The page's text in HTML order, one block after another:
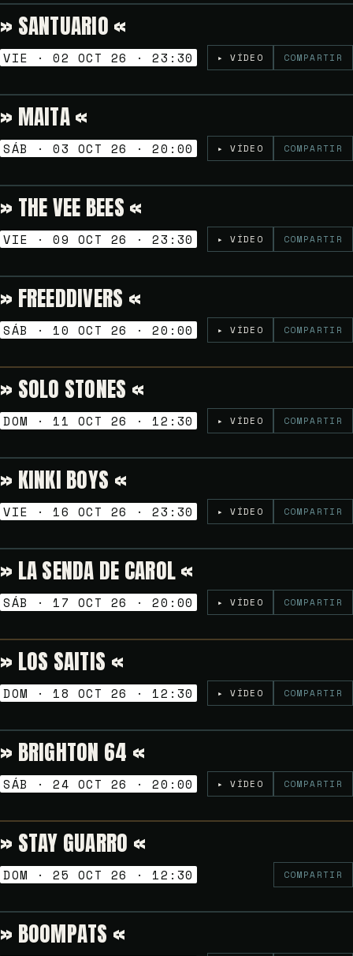
NOCHES GOLFAS
» SANTUARIO «
VIE · 02 OCT 26 · 23:30 ▸ VÍDEO COMPARTIR
TARDEO SESSION
» MAITA «
SÁB · 03 OCT 26 · 20:00 ▸ VÍDEO COMPARTIR
NOCHES GOLFAS
» THE VEE BEES «
VIE · 09 OCT 26 · 23:30 ▸ VÍDEO COMPARTIR
TARDEO SESSION
» FREEDDIVERS «
SÁB · 10 OCT 26 · 20:00 ▸ VÍDEO COMPARTIR
VERMUT SESSION
» SOLO STONES «
DOM · 11 OCT 26 · 12:30 ▸ VÍDEO COMPARTIR
NOCHES GOLFAS
» KINKI BOYS «
VIE · 16 OCT 26 · 23:30 ▸ VÍDEO COMPARTIR
TARDEO SESSION
» LA SENDA DE CAROL «
SÁB · 17 OCT 26 · 20:00 ▸ VÍDEO COMPARTIR
VERMUT SESSION
» LOS SAITIS «
DOM · 18 OCT 26 · 12:30 ▸ VÍDEO COMPARTIR
TARDEO SESSION
» BRIGHTON 64 «
SÁB · 24 OCT 26 · 20:00 ▸ VÍDEO COMPARTIR
VERMUT SESSION
» STAY GUARRO «
DOM · 25 OCT 26 · 12:30 COMPARTIR
NOCHES GOLFAS
» BOOMPATS «